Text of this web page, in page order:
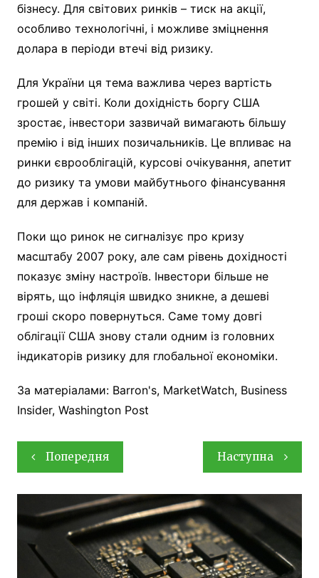
бізнесу. Для світових ринків – тиск на акції,
особливо технологічні, і можливе зміцнення
долара в періоди втечі від ризику.
Для України ця тема важлива через вартість
грошей у світі. Коли дохідність боргу США
зростає, інвестори зазвичай вимагають більшу
премію і від інших позичальників. Це впливає на
ринки єврооблігацій, курсові очікування, апетит
до ризику та умови майбутнього фінансування
для держав і компаній.
Поки що ринок не сигналізує про кризу
масштабу 2007 року, але сам рівень дохідності
показує зміну настроїв. Інвестори більше не
вірять, що інфляція швидко зникне, а дешеві
гроші скоро повернуться. Саме тому довгі
облігації США знову стали одним із головних
індикаторів ризику для глобальної економіки.
За матеріалами: Barron's, MarketWatch, Business
Insider, Washington Post
Навігація
записів
Попередня Наступна